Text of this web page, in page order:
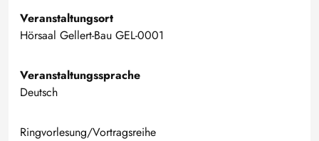
Veranstaltungsort
Hörsaal Gellert-Bau GEL-0001
Veranstaltungssprache
Deutsch
Ringvorlesung/Vortragsreihe